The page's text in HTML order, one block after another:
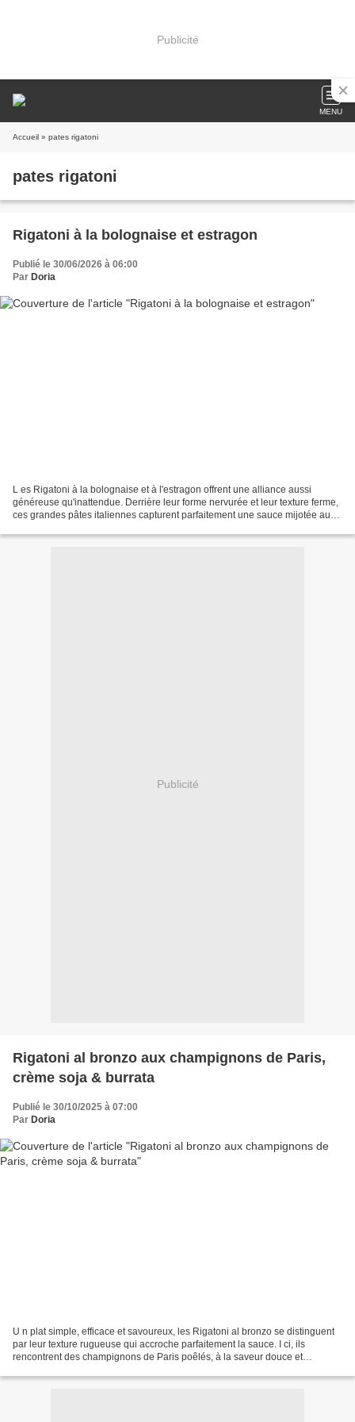
Publicité
MENU
Accueil » pates rigatoni
pates rigatoni
Rigatoni à la bolognaise et estragon
Publié le 30/06/2026 à 06:00
Par Doria
L es Rigatoni à la bolognaise et à l'estragon offrent une alliance aussi
généreuse qu'inattendue. Derrière leur forme nervurée et leur texture ferme,
ces grandes pâtes italiennes capturent parfaitement une sauce mijotée aux
Publicité
Rigatoni al bronzo aux champignons de Paris,
crème soja & burrata
Publié le 30/10/2025 à 07:00
Par Doria
U n plat simple, efficace et savoureux, les Rigatoni al bronzo se distinguent
par leur texture rugueuse qui accroche parfaitement la sauce. I ci, ils
rencontrent des champignons de Paris poêlés, à la saveur douce et